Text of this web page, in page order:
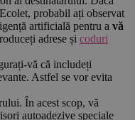
probabil ați observat
artificială pentru a vă
adrese și coduri
vă că includeți
Astfel se vor evita
În acest scop, vă
autoadezive speciale